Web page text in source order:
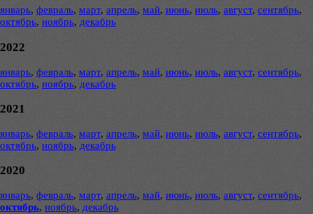
январь, февраль, март, апрель, май, июнь, июль, август, сентябрь,
октябрь, ноябрь, декабрь
2022
январь, февраль, март, апрель, май, июнь, июль, август, сентябрь,
октябрь, ноябрь, декабрь
2021
январь, февраль, март, апрель, май, июнь, июль, август, сентябрь,
октябрь, ноябрь, декабрь
2020
январь, февраль, март, апрель, май, июнь, июль, август, сентябрь,
октябрь, ноябрь, декабрь